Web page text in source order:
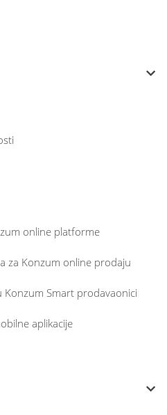
online platforme
za Konzum online prodaju
Smart prodavaonici
aplikacije